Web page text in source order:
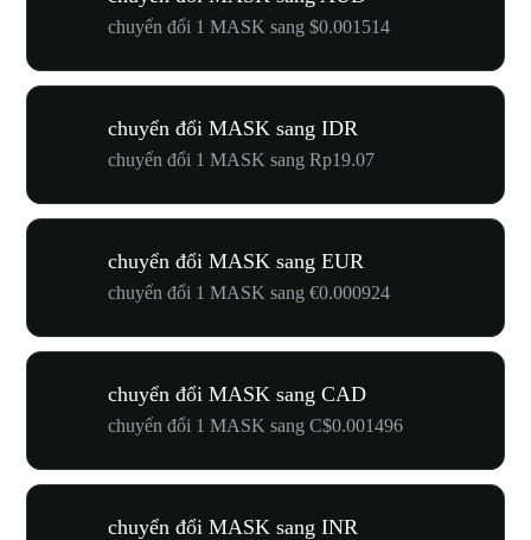
chuyển đổi 1 MASK sang $0.001514
chuyển đổi MASK sang IDR
chuyển đổi 1 MASK sang Rp19.07
chuyển đổi MASK sang EUR
chuyển đổi 1 MASK sang €0.000924
chuyển đổi MASK sang CAD
chuyển đổi 1 MASK sang C$0.001496
chuyển đổi MASK sang INR